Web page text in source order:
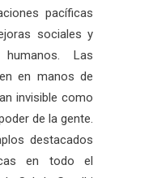
pacíficas
sociales y
Las
en manos de
invisible como
de la gente.
destacados
en todo el